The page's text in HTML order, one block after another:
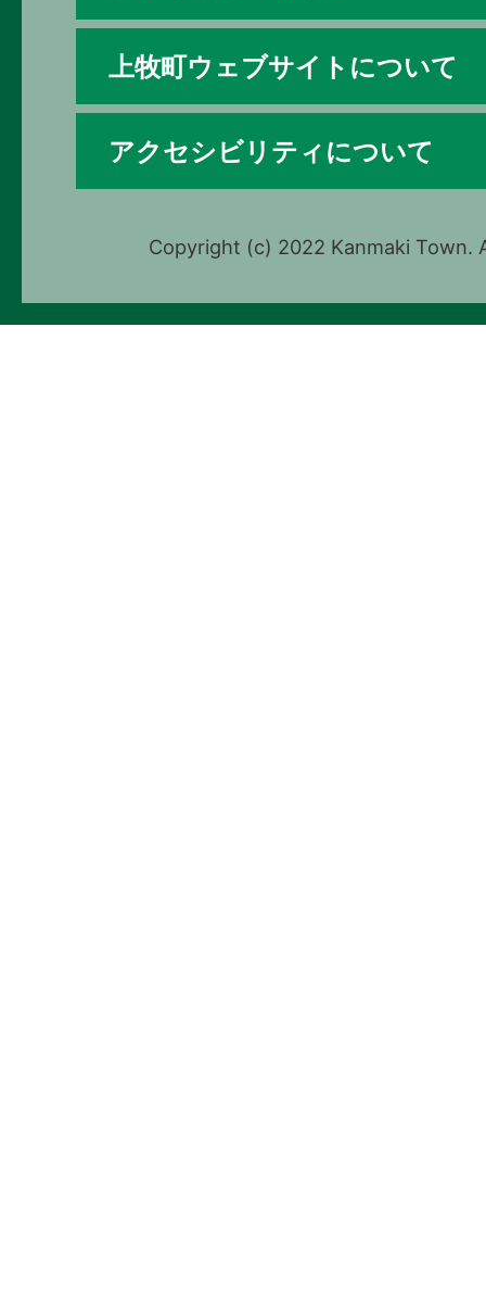
上牧町ウェブサイトについて
アクセシビリティについて
Copyright (c) 2022 Kanmaki Town.